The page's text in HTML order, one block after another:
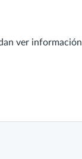
ver información